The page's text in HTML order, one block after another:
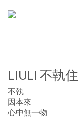
LIULI 不執住
不執
因本來
心中無一物